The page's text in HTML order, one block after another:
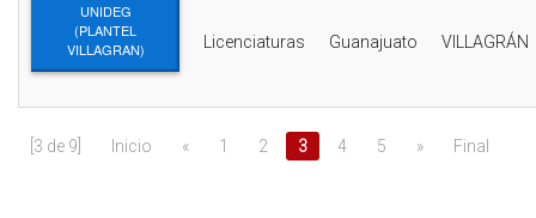
UNIDEG
(PLANTEL
VILLAGRAN)
Licenciaturas Guanajuato VILLAGRÁN
[3 de 9] Inicio « 1 2 3 4 5 » Final